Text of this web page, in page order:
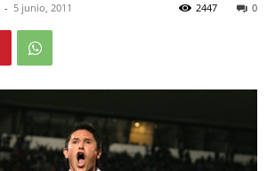
- 5 junio, 2011 0
2447